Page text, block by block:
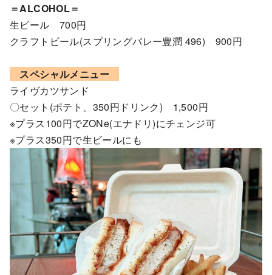
＝ALCOHOL＝
生ビール 700円
クラフトビール(スプリングバレー豊潤 496) 900円
スペシャルメニュー
ライヴカツサンド
〇セット(ポテト、350円ドリンク) 1,500円
※プラス100円でZONe(エナドリ)にチェンジ可
※プラス350円で生ビールにも